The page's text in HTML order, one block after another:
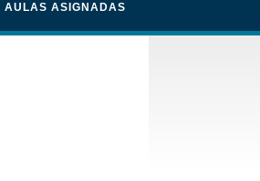
AULAS ASIGNADAS